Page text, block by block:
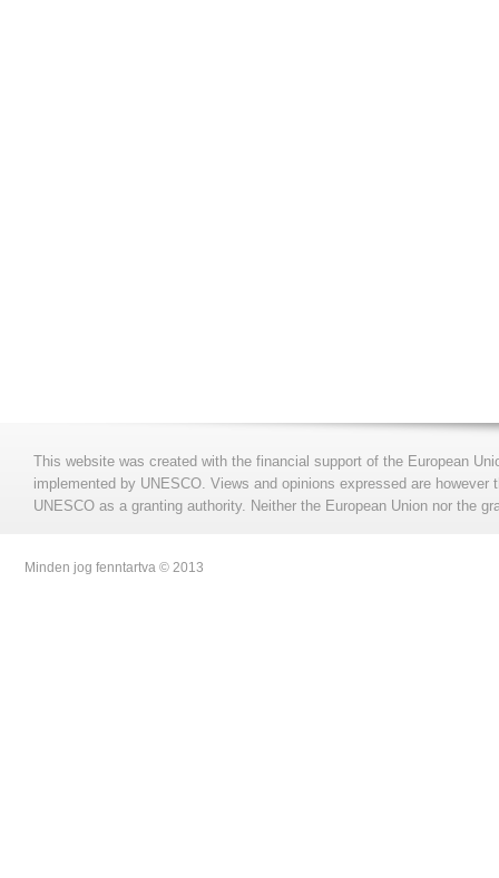
This website was created with the financial support of the European
implemented by UNESCO. Views and opinions expressed are
UNESCO as a granting authority. Neither the European Union nor the
Minden jog fenntartva © 2013